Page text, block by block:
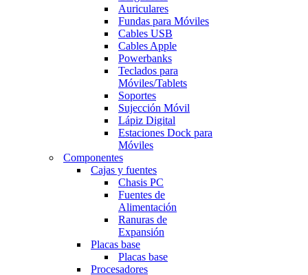
Auriculares
Fundas para Móviles
Cables USB
Cables Apple
Powerbanks
Teclados para
Móviles/Tablets
Soportes
Sujección Móvil
Lápiz Digital
Estaciones Dock para
Móviles
Componentes
Cajas y fuentes
Chasis PC
Fuentes de
Alimentación
Ranuras de
Expansión
Placas base
Placas base
Procesadores